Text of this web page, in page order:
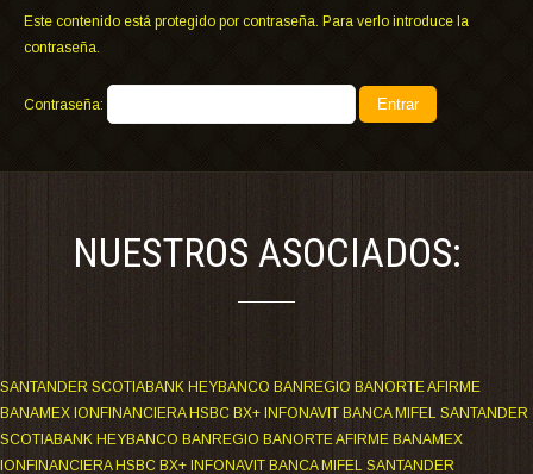
Este contenido está protegido por contraseña. Para verlo introduce la
contraseña.
Contraseña:
NUESTROS ASOCIADOS:
SANTANDER SCOTIABANK HEYBANCO BANREGIO BANORTE AFIRME
BANAMEX IONFINANCIERA HSBC BX+ INFONAVIT BANCA MIFEL SANTANDER
SCOTIABANK HEYBANCO BANREGIO BANORTE AFIRME BANAMEX
IONFINANCIERA HSBC BX+ INFONAVIT BANCA MIFEL SANTANDER